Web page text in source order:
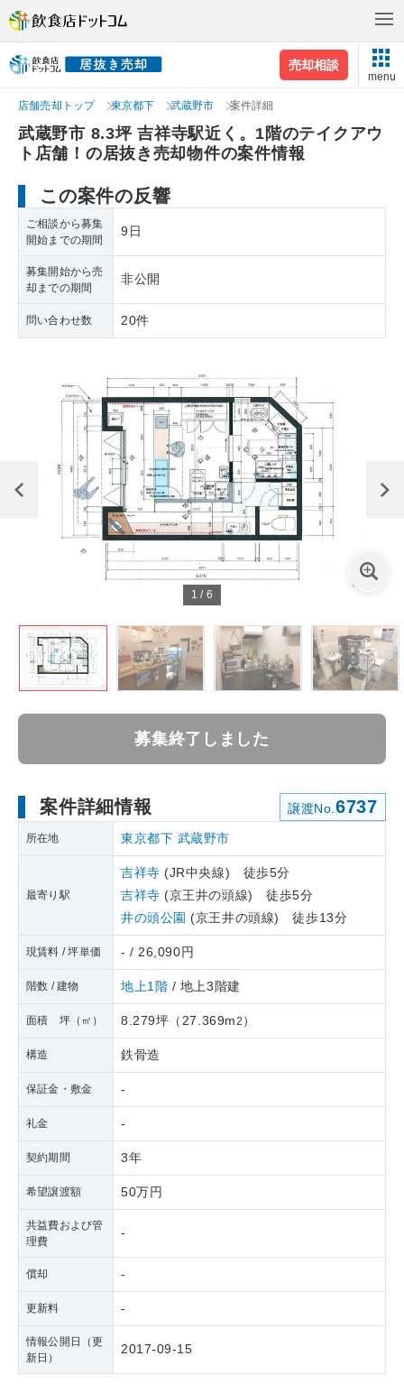
売却相談
menu
店舗売却トップ 東京都下 武蔵野市 案件詳細
武蔵野市 8.3坪 吉祥寺駅近く。1階のテイクアウ
ト店舗！の居抜き売却物件の案件情報
この案件の反響
ご相談から募集
開始までの期間
9日
募集開始から売
却までの期間
非公開
問い合わせ数 20件
1 / 6
募集終了しました
案件詳細情報 譲渡No. 6737
所在地 東京都下 武蔵野市
最寄り駅
吉祥寺 (JR中央線) 徒歩5分
吉祥寺 (京王井の頭線) 徒歩5分
井の頭公園 (京王井の頭線) 徒歩13分
現賃料 / 坪単価 - / 26,090円
階数 / 建物 地上1階 / 地上3階建
面積 坪（㎡） 8.279坪 （ 27.369m2 ）
構造 鉄骨造
保証金・敷金 -
礼金 -
契約期間 3年
希望譲渡額 50万円
共益費および管
理費
-
償却 -
更新料 -
情報公開日（更
新日）
2017-09-15